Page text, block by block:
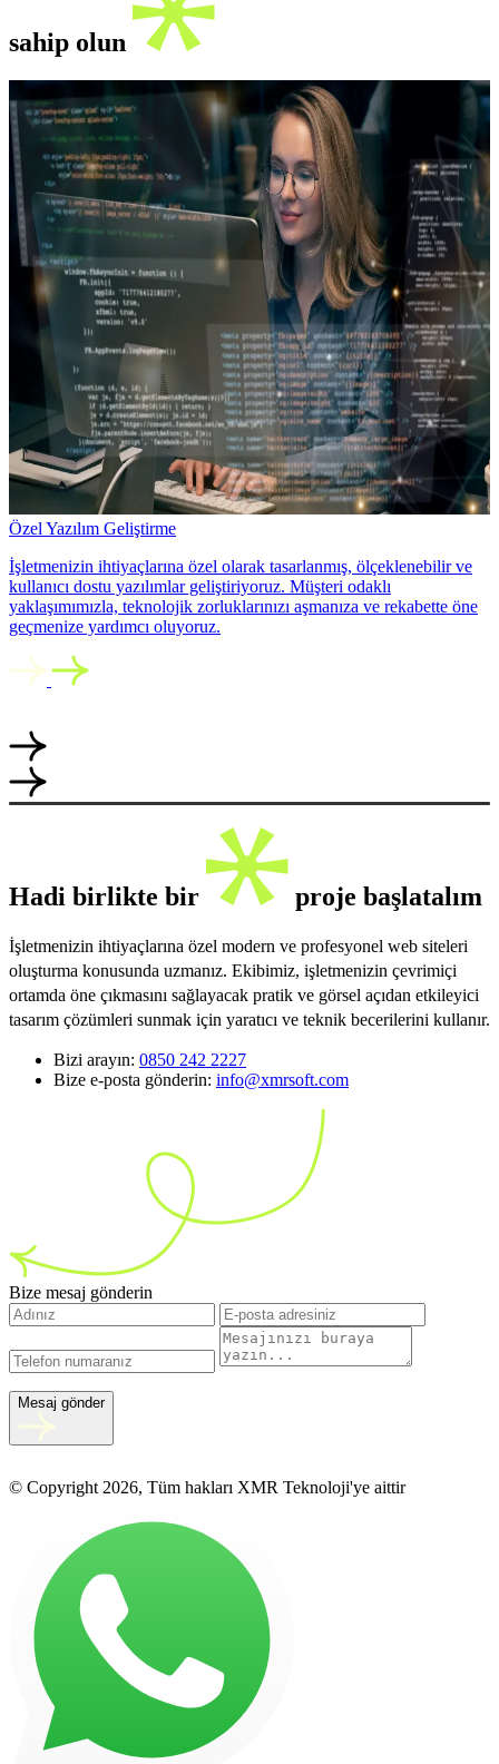
sahip olun
Özel Yazılım Geliştirme
İşletmenizin ihtiyaçlarına özel olarak tasarlanmış, ölçeklenebilir ve
kullanıcı dostu yazılımlar geliştiriyoruz. Müşteri odaklı
yaklaşımımızla, teknolojik zorluklarınızı aşmanıza ve rekabette öne
geçmenize yardımcı oluyoruz.
Hadi birlikte bir proje başlatalım
İşletmenizin ihtiyaçlarına özel modern ve profesyonel web siteleri
oluşturma konusunda uzmanız. Ekibimiz, işletmenizin çevrimiçi
ortamda öne çıkmasını sağlayacak pratik ve görsel açıdan etkileyici
tasarım çözümleri sunmak için yaratıcı ve teknik becerilerini kullanır.
Bizi arayın: 0850 242 2227
Bize e-posta gönderin: info@xmrsoft.com
Bize mesaj gönderin
Mesaj gönder
© Copyright 2026, Tüm hakları XMR Teknoloji'ye aittir